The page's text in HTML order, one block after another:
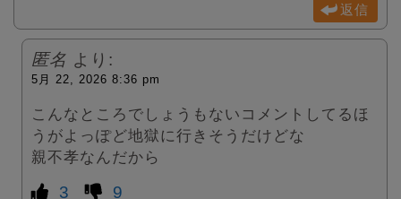
返信
匿名 より:
5月 22, 2026 8:36 pm
こんなところでしょうもないコメントしてるほ
うがよっぽど地獄に行きそうだけどな
親不孝なんだから
3 9